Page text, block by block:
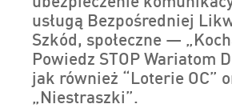
usługą Bezpośredniej
Szkód, społeczne —
Powiedz STOP Wariatom
jak również “Loterie OC”
„Niestraszki”.